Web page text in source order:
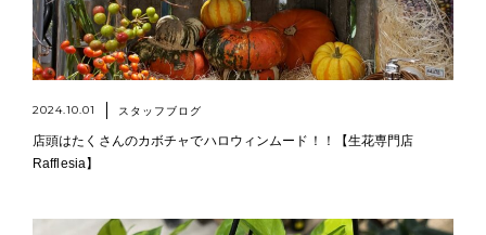
2024.10.01 スタッフブログ
店頭はたくさんのカボチャでハロウィンムード！！【生花専門店
Rafflesia】